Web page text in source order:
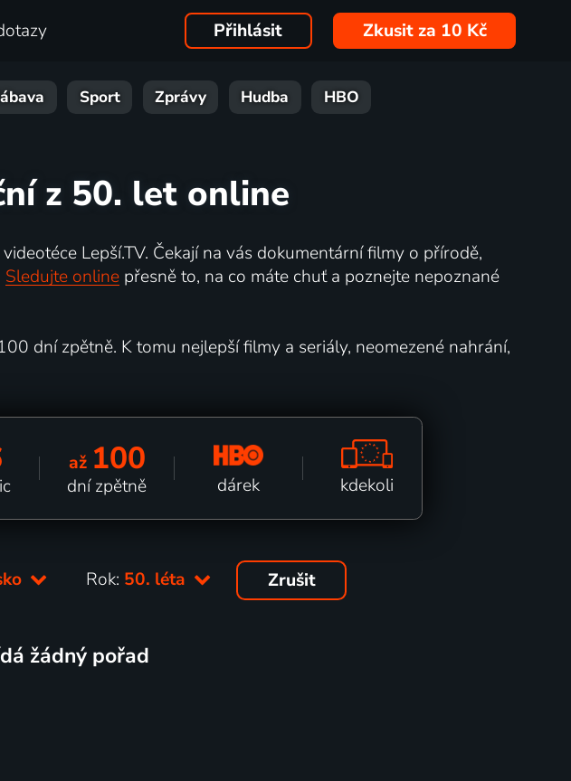
Přihlásit Zkusit za 10 Kč
Sport Zprávy Hudba HBO
z 50. let online
Lepší.TV. Čekají na vás dokumentární filmy o přírodě,
Sledujte onlinepřesně to, na co máte chuť a poznejte nepoznané
dní zpětně. K tomu nejlepší filmy a seriály, neomezené nahrání,
až 100
dní zpětně dárek kdekoli
Rok: 50. léta Zrušit
žádný pořad